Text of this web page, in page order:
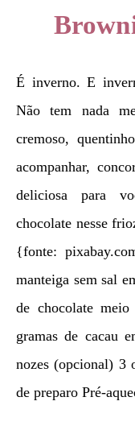
É inverno. E inverno pede chocolate, não é mesmo?
Não tem nada
cremoso,
acompanhar,
deliciosa para
chocolate nesse
{fonte:
manteiga sem sal
de chocolate
gramas de cacau
nozes (opcional) 3
de preparo Pré-